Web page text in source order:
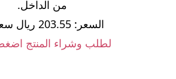
من الداخل.
السعر: 203.55 ريال سعودي
لطلب وشراء المنتج